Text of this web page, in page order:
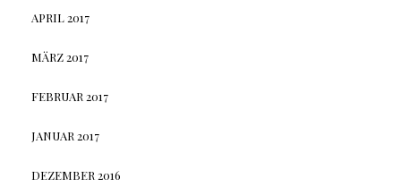
APRIL 2017
MÄRZ 2017
FEBRUAR 2017
JANUAR 2017
DEZEMBER 2016